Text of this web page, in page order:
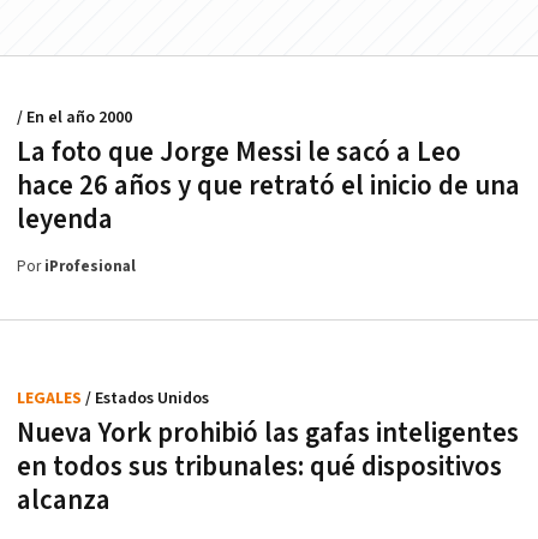
La foto que Jorge Messi le sacó a Leo
hace 26 años y que retrató el inicio de una
leyenda
/ En el año 2000
PoriProfesional
Nueva York prohibió las gafas inteligentes
en todos sus tribunales: qué dispositivos
alcanza
LEGALES / Estados Unidos